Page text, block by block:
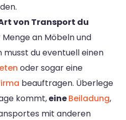
von Transport du
an Möbeln und
du eventuell einen
oder sogar eine
beauftragen. Überlege
kommt,eineBeiladung,
mit anderen